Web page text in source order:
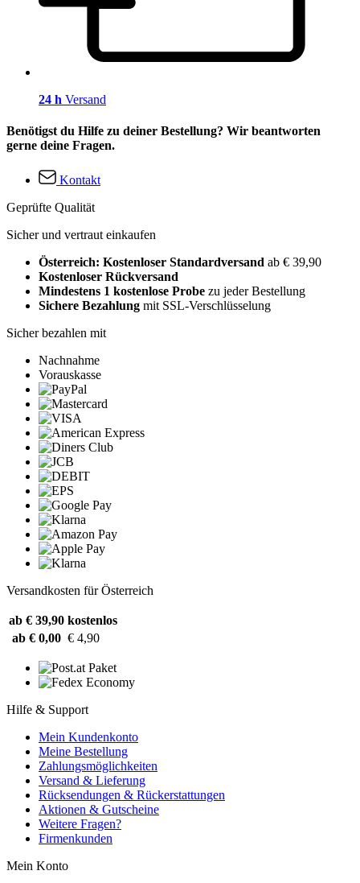
24 h Versand
Benötigst du Hilfe zu deiner Bestellung? Wir beantworten
gerne deine Fragen.
Kontakt
Geprüfte Qualität
Sicher und vertraut einkaufen
Österreich: Kostenloser Standardversand ab € 39,90
Kostenloser Rückversand
Mindestens 1 kostenlose Probe zu jeder Bestellung
Sichere Bezahlung mit SSL-Verschlüsselung
Sicher bezahlen mit
Nachnahme
Vorauskasse
Versandkosten für Österreich
ab € 39,90 kostenlos
ab € 0,00 € 4,90
Hilfe & Support
Mein Kundenkonto
Meine Bestellung
Zahlungsmöglichkeiten
Versand & Lieferung
Rücksendungen & Rückerstattungen
Aktionen & Gutscheine
Weitere Fragen?
Firmenkunden
Mein Konto